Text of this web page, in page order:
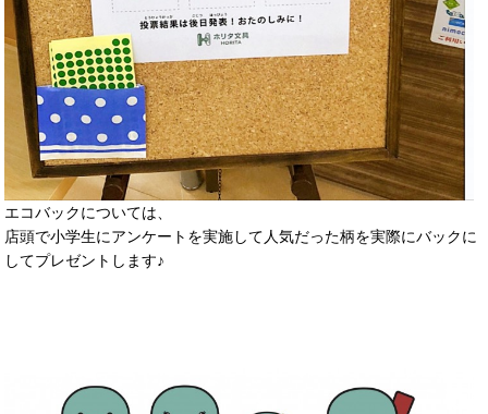
エコバックについては、
店頭で小学生にアンケートを実施して人気だった柄を実際にバックに
してプレゼントします♪